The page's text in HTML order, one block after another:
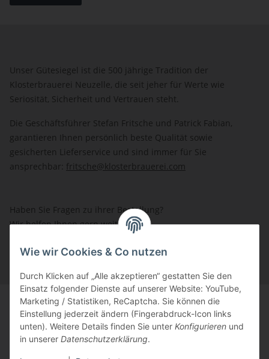
Wie wir Cookies & Co nutzen
Durch Klicken auf „Alle akzeptieren“ gestatten Sie den
Einsatz folgender Dienste auf unserer Website: YouTube,
Marketing / Statistiken, ReCaptcha. Sie können die
Einstellung jederzeit ändern (Fingerabdruck-Icon links
unten). Weitere Details finden Sie unter Konfigurieren und
in unserer Datenschutzerklärung.
Unser Gütesiegel ist die 500 jährige Tradition der
Klosterbrauerei Neuzelle, die seit jeher für Werte wie
Seriosität, Sicherheit und Vertrauen steht.
Die Geschäftsführer Stefan Fritsche und Patrick Fabian,
garantieren Ihnen persönlich beste Qualität sowie
gesicherten Lieferservice und sind immer für Sie
ansprechbar: fritsche@klosterbrauerei.com
Haben Sie Fragen zu ihrer Bestellung?
Wir helfen Ihnen gern weiter.
Rufen Sie uns an: Tel.: 03 36 52 - 81023